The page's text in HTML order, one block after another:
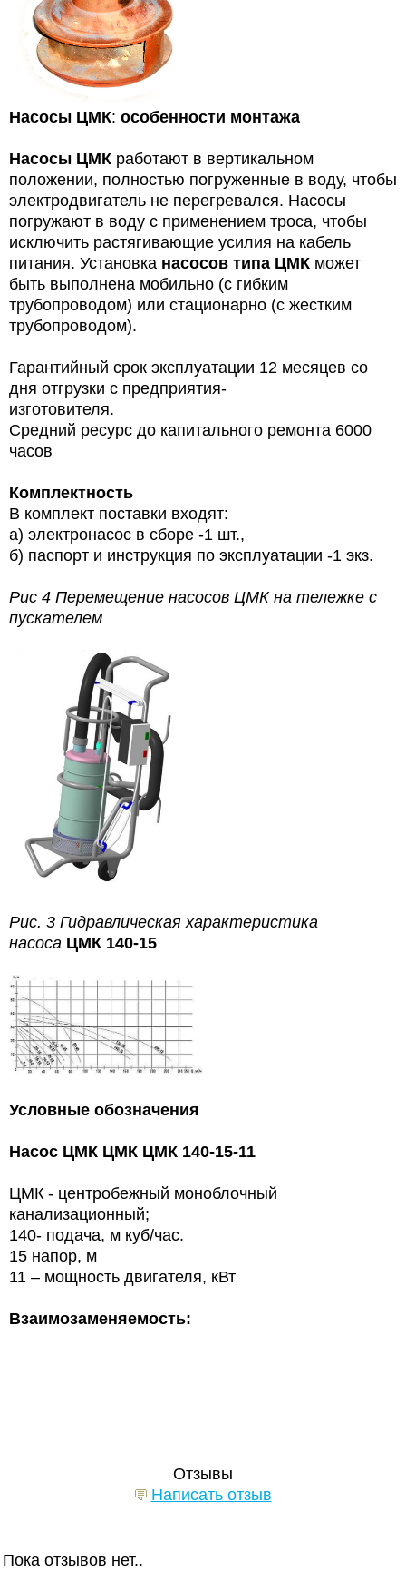
Насосы ЦМК: особенности монтажа
Насосы ЦМК работают в вертикальном
положении, полностью погруженные в воду, чтобы
электродвигатель не перегревался. Насосы
погружают в воду с применением троса, чтобы
исключить растягивающие усилия на кабель
питания. Установка насосов типа ЦМК может
быть выполнена мобильно (с гибким
трубопроводом) или стационарно (с жестким
трубопроводом).
Гарантийный срок эксплуатации 12 месяцев со
дня отгрузки с предприятия-
изготовителя.
Средний ресурс до капитального ремонта 6000
часов
Комплектность
В комплект поставки входят:
а) электронасос в сборе -1 шт.,
б) паспорт и инструкция по эксплуатации -1 экз.
Рис 4 Перемещение насосов ЦМК на тележке с
пускателем
Рис. 3 Гидравлическая характеристика
насоса ЦМК 140-15
Условные обозначения
Насос ЦМК ЦМК ЦМК 140-15-11
ЦМК - центробежный моноблочный
канализационный;
140- подача, м куб/час.
15 напор, м
11 – мощность двигателя, кВт
Взаимозаменяемость:
Отзывы
Написать отзыв
Пока отзывов нет..